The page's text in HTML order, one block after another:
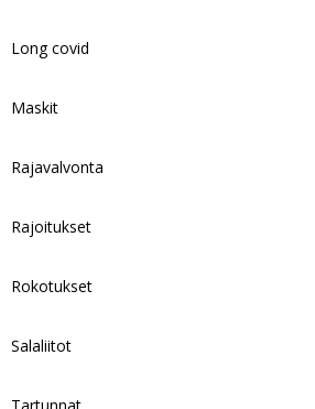
Long covid
Maskit
Rajavalvonta
Rajoitukset
Rokotukset
Salaliitot